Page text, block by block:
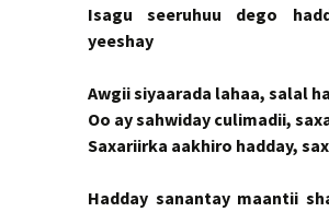
Isagu seeruhuu dego
yeeshay
Awgii siyaarada lahaa, salal
Oo ay sahwiday culimadii,
Saxariirka aakhiro hadday,
Hadday sanantay maantii